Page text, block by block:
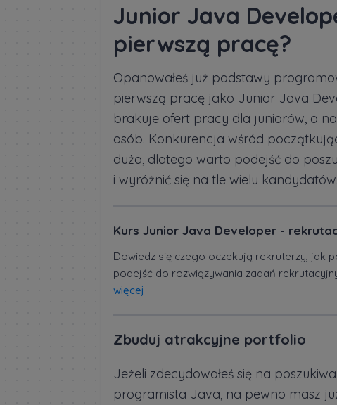
Junior Java
pierwszą pracę?
Opanowałeś już podstawy
pierwszą pracę jako Junior Java
brakuje ofert pracy dla juniorów, a
osób. Konkurencja wśród
duża, dlatego warto podejść do
i wyróżnić się na tle wielu
Kurs Junior Java Developer -
Dowiedz się czego oczekują rekruterzy, jak
podejść do rozwiązywania zadań
więcej
Zbuduj atrakcyjne portfolio
Jeżeli zdecydowałeś się na
programista Java, na pewno masz